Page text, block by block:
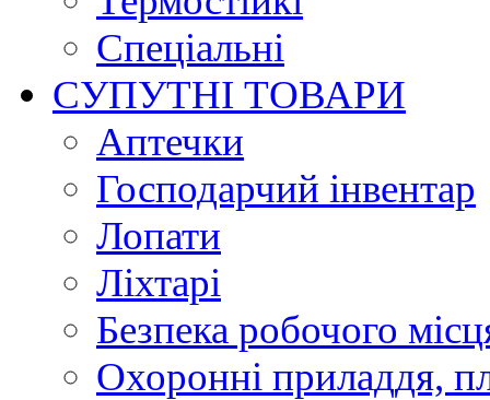
Спеціальні
СУПУТНІ ТОВАРИ
Аптечки
Господарчий інвентар
Лопати
Ліхтарі
Безпека робочого
Охоронні приладдя,